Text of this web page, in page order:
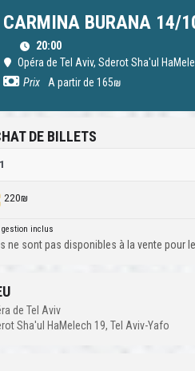
CARMINA BURANA 14/
20:00
Opéra de Tel Aviv, Sderot Sha'ul
Prix
A partir de 165₪
DE BILLETS
220₪
gestion inclus
ne sont pas disponibles à la vente pour
de Tel Aviv
Sha'ul HaMelech 19, Tel Aviv-Yafo